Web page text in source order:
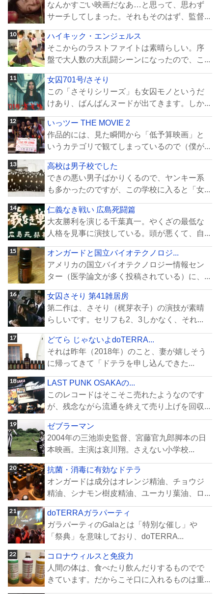
なんかすごい映画だなあ…と思って、思わず
サーチしてしまった。それもそのはず、監督...
ハイキック・エンジェルス
そこからのラストファイトは素晴らしい。序
盤で大人数の大乱闘シーンになったので、こ...
女囚701号/さそり
この「さそりシリーズ」も女囚モノというだ
けあり、ばんばんヌードが出てきます。しか...
いっツー THE MOVIE 2
作品的には、見た瞬間から「低予算映画」と
いうカテゴリで観てしまっているので（僕が...
高校は男子校でした
できの悪い男子ばかりくるので、ヤンキー系
も多かったのですが、この学校に入ると「女...
仁義なき戦い 広島死闘篇
大友勝利を演じる千葉真一。やくざの最低な
人格を見事に演技している。頭が悪くて、自...
オンガードと国立バイオテクノロジ...
アメリカの国立バイオテクノロジー情報セン
ター（医学論文が多く投稿されている）に、...
女囚さそり 第41雑居房
第二作は、さそり（梶芽衣子）の演技が素晴
らしいです。セリフも2、3しかなく、それ...
どてら じゃないよdoTERRA...
それは昨年（2018年）のこと、妻が嬉しそう
に帰ってきて「ドテラを申し込んできた...
LAST PUNK OSAKAの...
このレコードはそこそこ売れたようなのです
が、残念ながら流通を終えて売り上げを回収...
ゼブラーマン
2004年の三池崇史監督、宮藤官九郎脚本の日
本映画。主演は哀川翔。さえない小学校...
抗菌・消毒に有効なドテラ
オンガードは成分はオレンジ精油、チョウジ
精油、シナモン樹皮精油、ユーカリ葉油、ロ...
doTERRAガラパーティ
ガラパーティのGalaとは「特別な催し」や
「祭典」を意味しており、doTERRA...
コロナウィルスと免疫力
人間の体は、食べたり飲んだりするものでで
きています。だからこそ口に入れるものは重...